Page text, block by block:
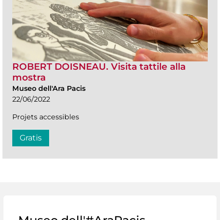
ROBERT DOISNEAU. Visita tattile alla
mostra
Museo dell'Ara Pacis
22/06/2022
Projets accessibles
Gratis